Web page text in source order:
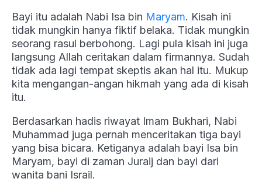
Bayi itu adalah Nabi Isa bin Maryam. Kisah ini
tidak mungkin hanya fiktif belaka. Tidak mungkin
seorang rasul berbohong. Lagi pula kisah ini juga
langsung Allah ceritakan dalam firmannya. Sudah
tidak ada lagi tempat skeptis akan hal itu. Mukup
kita mengangan-angan hikmah yang ada di kisah
itu.
Berdasarkan hadis riwayat Imam Bukhari, Nabi
Muhammad juga pernah menceritakan tiga bayi
yang bisa bicara. Ketiganya adalah bayi Isa bin
Maryam, bayi di zaman Juraij dan bayi dari
wanita bani Israil.